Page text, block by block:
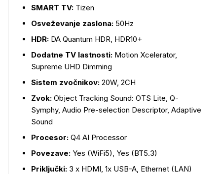
SMART TV: Tizen
Osveževanje zaslona: 50Hz
HDR: DA Quantum HDR, HDR10+
Dodatne TV lastnosti: Motion Xcelerator,
Supreme UHD Dimming
Sistem zvočnikov: 20W, 2CH
Zvok: Object Tracking Sound: OTS Lite, Q-
Symphy, Audio Pre-selection Descriptor, Adaptive
Sound
Procesor: Q4 AI Processor
Povezave: Yes (WiFi5), Yes (BT5.3)
Priključki: 3 x HDMI, 1x USB-A, Ethernet (LAN)